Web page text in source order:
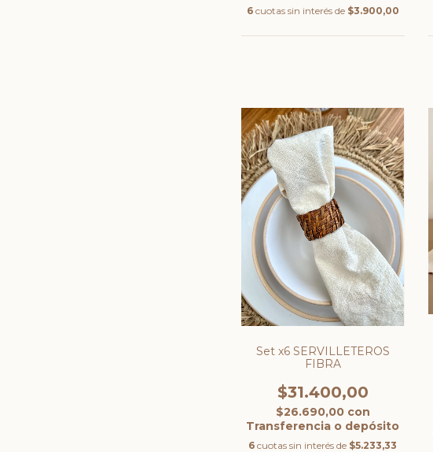
6 cuotas sin interés de $3.900,00
Set x6 SERVILLETEROS
FIBRA
$31.400,00
$26.690,00 con
Transferencia o depósito
6 cuotas sin interés de $5.233,33